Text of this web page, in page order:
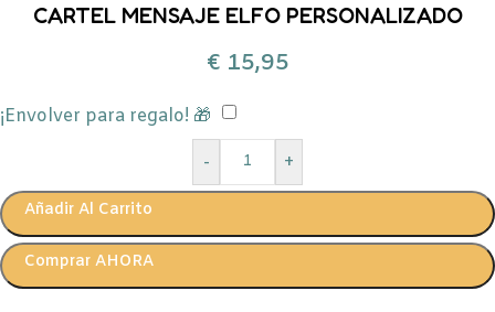
CARTEL MENSAJE ELFO PERSONALIZADO
€15,95
¡Envolver para regalo! 🎁
-
+
Añadir Al Carrito
Comprar AHORA